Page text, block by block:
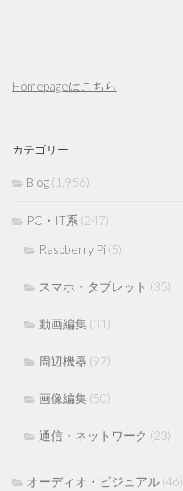
Homepageはこちら
カテゴリー
Blog (1,956)
PC・IT系 (247)
Raspberry Pi (5)
スマホ・タブレット (35)
動画編集 (31)
周辺機器 (97)
画像編集 (50)
通信・ネットワーク (23)
オーディオ・ビジュアル (46)